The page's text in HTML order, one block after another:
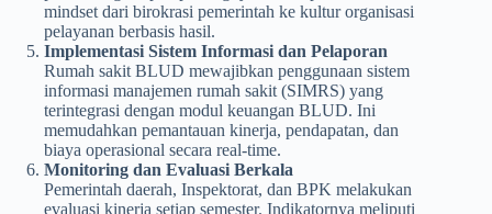
mindset dari birokrasi pemerintah ke kultur organisasi
pelayanan berbasis hasil.
Implementasi Sistem Informasi dan Pelaporan
Rumah sakit BLUD mewajibkan penggunaan sistem
informasi manajemen rumah sakit (SIMRS) yang
terintegrasi dengan modul keuangan BLUD. Ini
memudahkan pemantauan kinerja, pendapatan, dan
biaya operasional secara real-time.
Monitoring dan Evaluasi Berkala
Pemerintah daerah, Inspektorat, dan BPK melakukan
evaluasi kinerja setiap semester. Indikatornya meliputi